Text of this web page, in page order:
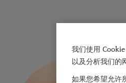
我们使用
以及分析我们的
如果您希望允许